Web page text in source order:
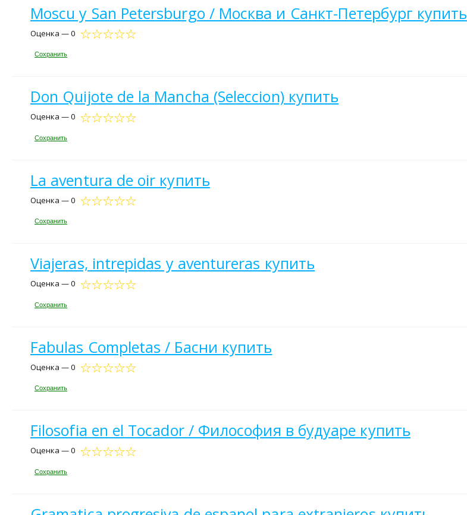
Moscu y San Petersburgo / Москва и Санкт-Петербург купить
Оценка — 0
Сохранить
Don Quijote de la Mancha (Seleccion) купить
Оценка — 0
Сохранить
La aventura de oir купить
Оценка — 0
Сохранить
Viajeras, intrepidas y aventureras купить
Оценка — 0
Сохранить
Fabulas Completas / Басни купить
Оценка — 0
Сохранить
Filosofia en el Tocador / Философия в будуаре купить
Оценка — 0
Сохранить